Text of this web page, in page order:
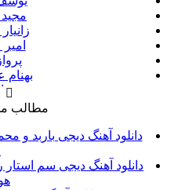
علی
مطالب
دانلود آهنگ دیجی باربد و
دانلود آهنگ دیجی سم